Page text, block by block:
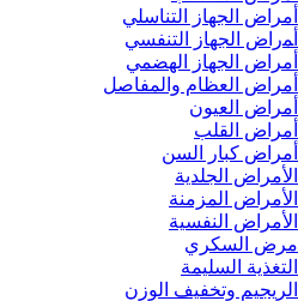
أمراض الجهاز التناسلي
أﻤراض اﻟﺠﻬﺎز اﻟﺘﻨﻔﺴﻲ
أمراض الجهاز الهضمي
أمراض العظام والمفاصل
أمراض العيون
أمراض القلب
أمراض كبار السن
الأمراض الجلدية
الأمراض المزمنة
الأمراض النفسية
مرض السكري
التغذية السليمة
الريجيم وتخفيف الوزن